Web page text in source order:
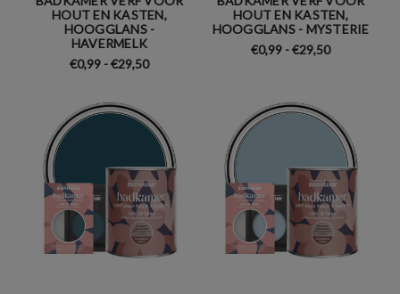
HOUT EN KASTEN,
HOOGGLANS -
HAVERMELK
€0,99 - €29,50
HOUT EN KASTEN,
HOOGGLANS - MYSTERIE
€0,99 - €29,50